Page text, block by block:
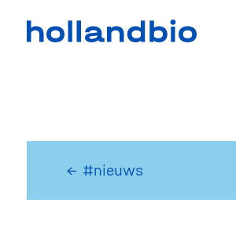
← #nieuws